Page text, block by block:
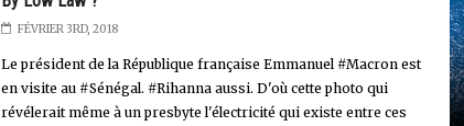
FÉVRIER 3RD, 2018
Le président de la République française Emmanuel #Macron est
en visite au #Sénégal. #Rihanna aussi. D'où cette photo qui
révélerait même à un presbyte l'électricité qui existe entre ces